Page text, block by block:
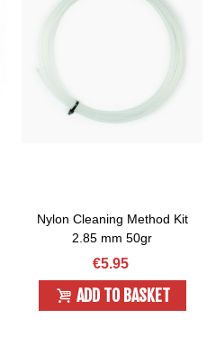
Nylon Cleaning Method Kit
2.85 mm 50gr
€5.95
ADD TO BASKET